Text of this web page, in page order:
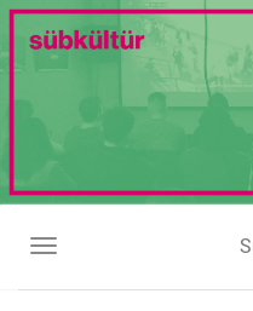
NAVIGATION UMSCHALTEN